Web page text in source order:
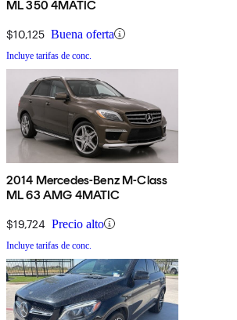
ML 350 4MATIC
$10,125 Buena oferta
Incluye tarifas de conc.
2014 Mercedes-Benz M-Class
ML 63 AMG 4MATIC
$19,724 Precio alto
Incluye tarifas de conc.